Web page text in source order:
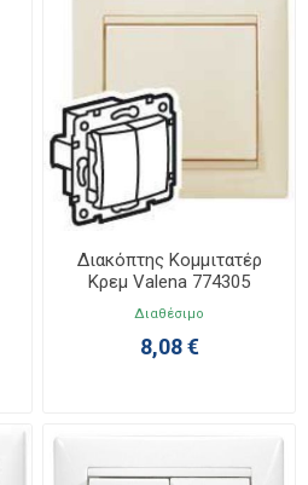
Διακόπτης Κομμιτατέρ
Κρεμ Valena 774305
Διαθέσιμο
8,08 €